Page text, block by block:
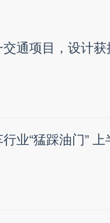
通项目，设计获
业“猛踩油门”